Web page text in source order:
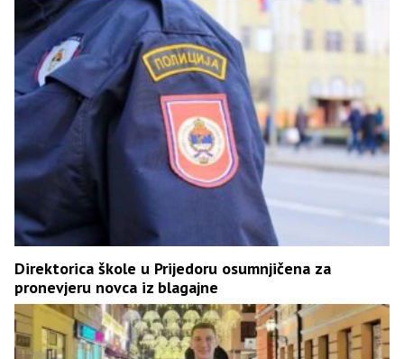
Direktorica škole u Prijedoru osumnjičena za
pronevjeru novca iz blagajne